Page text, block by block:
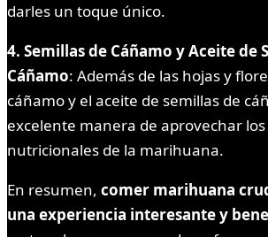
darles un toque único.
4. Semillas de Cáñamo y Aceite de
Cáñamo: Además de las hojas y
cáñamo y el aceite de semillas de
excelente manera de aprovechar
nutricionales de la marihuana.
En resumen, comer marihuana
una experiencia interesante y